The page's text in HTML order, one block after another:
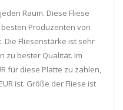
Raum. Diese Fliese
Produzenten von
Die Fliesenstärke ist sehr
zu bester Qualität. Im
für diese Platte zu zahlen,
ist. Größe der Fliese ist